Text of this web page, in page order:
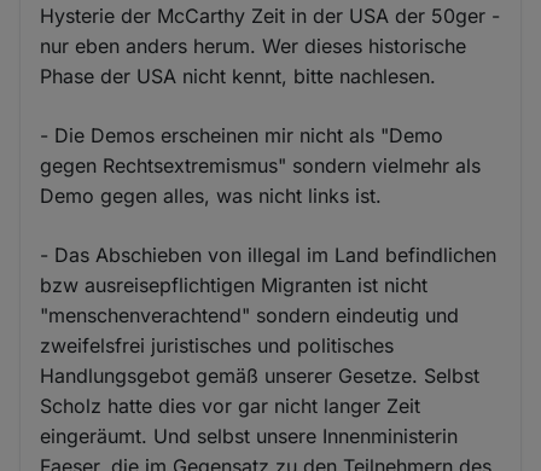
Hysterie der McCarthy Zeit in der USA der 50ger -
nur eben anders herum. Wer dieses historische
Phase der USA nicht kennt, bitte nachlesen.
- Die Demos erscheinen mir nicht als "Demo
gegen Rechtsextremismus" sondern vielmehr als
Demo gegen alles, was nicht links ist.
- Das Abschieben von illegal im Land befindlichen
bzw ausreisepflichtigen Migranten ist nicht
"menschenverachtend" sondern eindeutig und
zweifelsfrei juristisches und politisches
Handlungsgebot gemäß unserer Gesetze. Selbst
Scholz hatte dies vor gar nicht langer Zeit
eingeräumt. Und selbst unsere Innenministerin